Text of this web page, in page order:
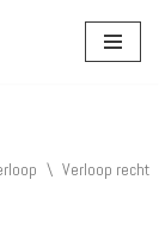
\ Verloop recht